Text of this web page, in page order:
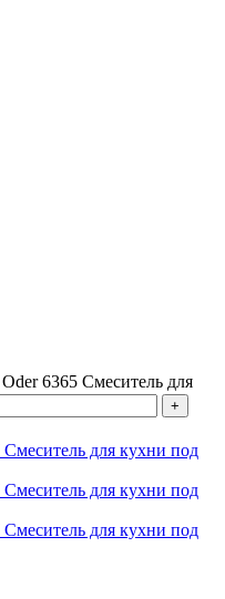
6365 Смеситель для